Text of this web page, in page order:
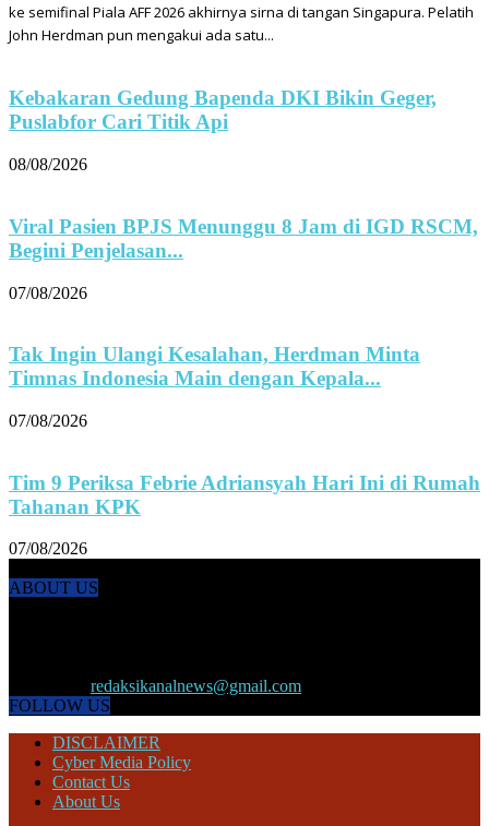
ke semifinal Piala AFF 2026 akhirnya sirna di tangan Singapura. Pelatih
John Herdman pun mengakui ada satu...
Kebakaran Gedung Bapenda DKI Bikin Geger,
Puslabfor Cari Titik Api
08/08/2026
Viral Pasien BPJS Menunggu 8 Jam di IGD RSCM,
Begini Penjelasan...
07/08/2026
Tak Ingin Ulangi Kesalahan, Herdman Minta
Timnas Indonesia Main dengan Kepala...
07/08/2026
Tim 9 Periksa Febrie Adriansyah Hari Ini di Rumah
Tahanan KPK
07/08/2026
ABOUT US
redaksikanalnews@gmail.com
FOLLOW US
DISCLAIMER
Cyber Media Policy
Contact Us
About Us